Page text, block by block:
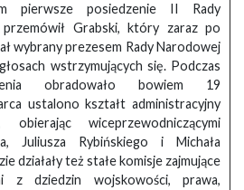
pierwsze posiedzenie II Rady
Grabski, który zaraz po
wybrany prezesem Rady Narodowej
wstrzymujących się. Podczas
obradowało bowiem 19
ustalono kształt administracyjny
obierając wiceprzewodniczącymi
Juliusza Rybińskiego i Michała
działały też stałe komisje zajmujące
z dziedzin wojskowości, prawa,